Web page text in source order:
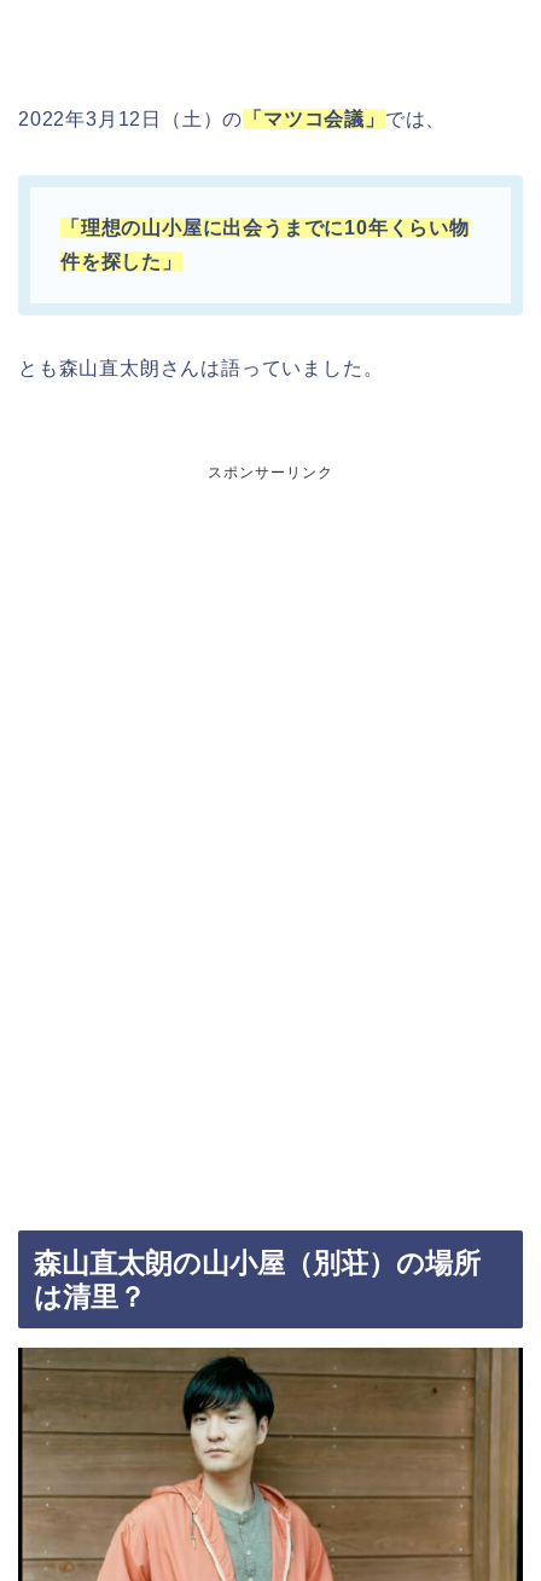
2022年3月12日（土）の 「マツコ会議」 では、
「理想の山小屋に出会うまでに10年くらい物
件を探した」
とも森山直太朗さんは語っていました。
スポンサーリンク
森山直太朗の山小屋（別荘）の場所
は清里？